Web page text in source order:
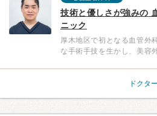
技術と優しさが強みの
ニック
厚木地区で初となる血管外
な手術手技を生かし、美容
ドクタ